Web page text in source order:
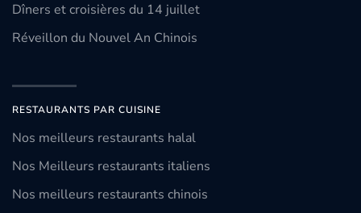
Dîners et croisières du 14 juillet
Réveillon du Nouvel An Chinois
RESTAURANTS PAR CUISINE
Nos meilleurs restaurants halal
Nos Meilleurs restaurants italiens
Nos meilleurs restaurants chinois